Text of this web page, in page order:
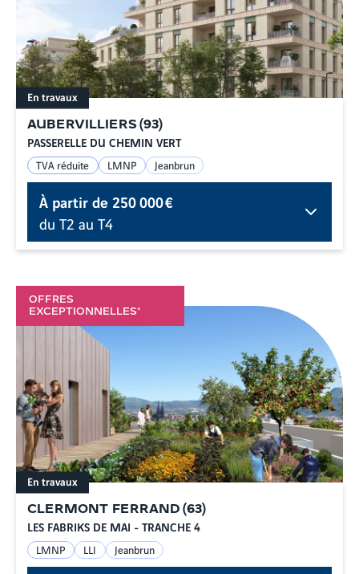
AUBERVILLIERS(93)
PASSERELLE DU CHEMIN VERT
En travaux
TVA réduite LMNP Jeanbrun
À partir de250 000 €
du T2 au T4
OFFRES
EXCEPTIONNELLES*
CLERMONT FERRAND (63)
LES FABRIKS DE MAI - TRANCHE 4
En travaux
LMNP LLI Jeanbrun